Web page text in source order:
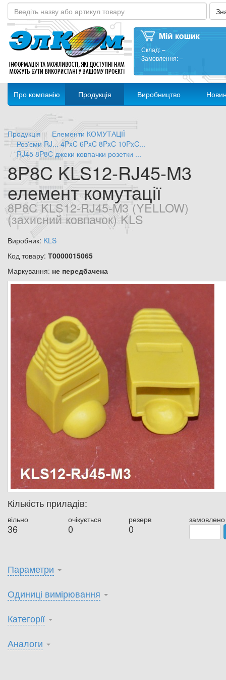
Склад:–
Замовлення:–
Про компанію Продукція Виробництво
Продукція
Елементи КОМУТАЦІЇ
Роз'єми RJ... 4PxC 6PxC 8PxC 10PxC...
RJ45 8P8C джеки ковпачки розетки ...
8P8C KLS12-RJ45-M3
елемент комутації
8P8C KLS12-RJ45-M3 (YELLOW)
(захисний ковпачок) KLS
Виробник: KLS
Код товару: Т0000015065
Маркування: не передбачена
Кількість приладів:
вільно
36
очікується
0
резерв
0
замовлено
Параметри
Одиниці вимірювання
Категорії
Аналоги